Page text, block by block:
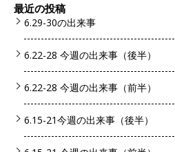
最近の投稿
6.29-30の出来事
6.22-28 今週の出来事（後半）
6.22-28 今週の出来事（前半）
6.15-21今週の出来事（後半）